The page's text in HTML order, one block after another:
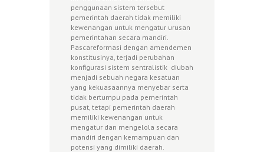
penggunaan sistem tersebut
pemerintah daerah tidak memiliki
kewenangan untuk mengatur urusan
pemerintahan secara mandiri.
Pascareformasi dengan amendemen
konstitusinya, terjadi perubahan
konfigurasi sistem sentralistik diubah
menjadi sebuah negara kesatuan
yang kekuasaannya menyebar serta
tidak bertumpu pada pemerintah
pusat, tetapi pemerintah daerah
memiliki kewenangan untuk
mengatur dan mengelola secara
mandiri dengan kemampuan dan
potensi yang dimiliki daerah.